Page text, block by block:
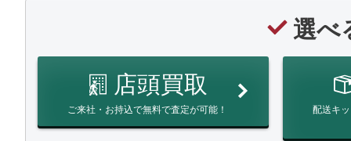
選べ
店頭買取
ご来社・お持込で無料で査定が可能！ 配送キ